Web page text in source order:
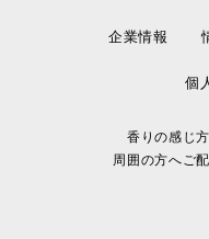
企業情報
個
香りの感じ
周囲の方へご